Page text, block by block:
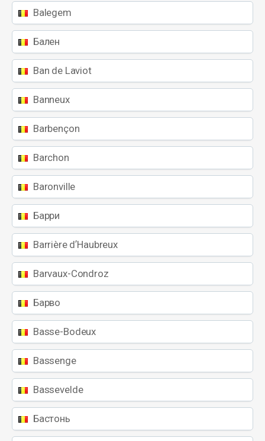
Balegem
Бален
Ban de Laviot
Banneux
Barbençon
Barchon
Baronville
Барри
Barrière dʼHaubreux
Barvaux-Condroz
Барво
Basse-Bodeux
Bassenge
Bassevelde
Бастонь